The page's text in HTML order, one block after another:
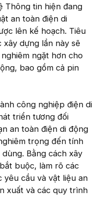
Thông tin hiện đang
an toàn điện di
lên kế hoạch. Tiêu
dựng lần này sẽ
ngặt hơn cho
bao gồm cả pin
công nghiệp điện di
triển tương đối
an toàn điện di động
trọng đến tính
Bằng cách xây
buộc, làm rõ các
yêu cầu và vật liệu an
xuất và các quy trình